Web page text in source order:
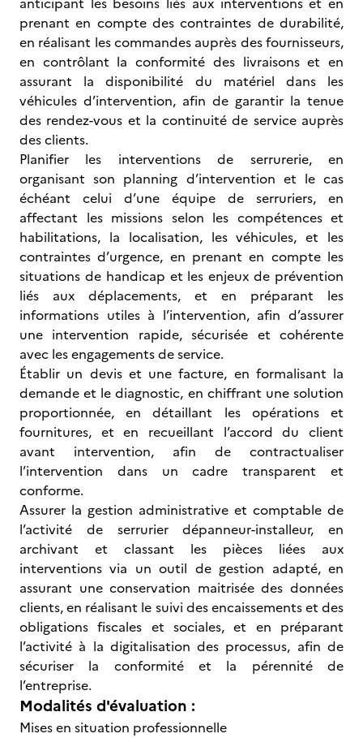
prenant en compte des contraintes de durabilité,
en réalisant les commandes auprès des fournisseurs,
en contrôlant la conformité des livraisons et en
assurant la disponibilité du matériel dans les
véhicules d’intervention, afin de garantir la tenue
des rendez-vous et la continuité de service auprès
des clients.
Planifier les interventions de serrurerie, en
organisant son planning d’intervention et le cas
échéant celui d’une équipe de serruriers, en
affectant les missions selon les compétences et
habilitations, la localisation, les véhicules, et les
contraintes d’urgence, en prenant en compte les
situations de handicap et les enjeux de prévention
liés aux déplacements, et en préparant les
informations utiles à l’intervention, afin d’assurer
une intervention rapide, sécurisée et cohérente
avec les engagements de service.
Établir un devis et une facture, en formalisant la
demande et le diagnostic, en chiffrant une solution
proportionnée, en détaillant les opérations et
fournitures, et en recueillant l’accord du client
avant intervention, afin de contractualiser
l’intervention dans un cadre transparent et
conforme.
Assurer la gestion administrative et comptable de
l’activité de serrurier dépanneur-installeur, en
archivant et classant les pièces liées aux
interventions via un outil de gestion adapté, en
assurant une conservation maitrisée des données
clients, en réalisant le suivi des encaissements et des
obligations fiscales et sociales, et en préparant
l’activité à la digitalisation des processus, afin de
sécuriser la conformité et la pérennité de
l’entreprise.
Modalités d'évaluation :
Mises en situation professionnelle